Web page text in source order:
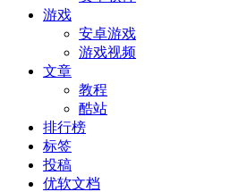
游戏
安卓游戏
游戏视频
文章
教程
酷站
排行榜
标签
投稿
优软文档